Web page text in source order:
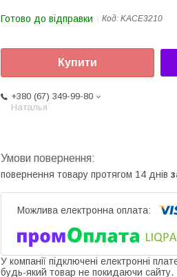
Готово до відправки Код: KACE3210
Купити
+380 (67) 349-99-80
Наталья
повернення товару протягом 14 днів
У компанії підключені електронні
будь-який товар не покидаючи сайту.